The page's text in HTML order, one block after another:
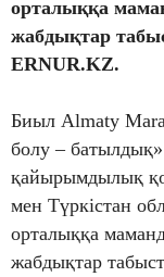
орталыққа
жабдықтар
ERNUR.KZ.
Биыл Almaty
болу –
қайырымдылық
мен Түркістан
орталыққа
жабдықтар